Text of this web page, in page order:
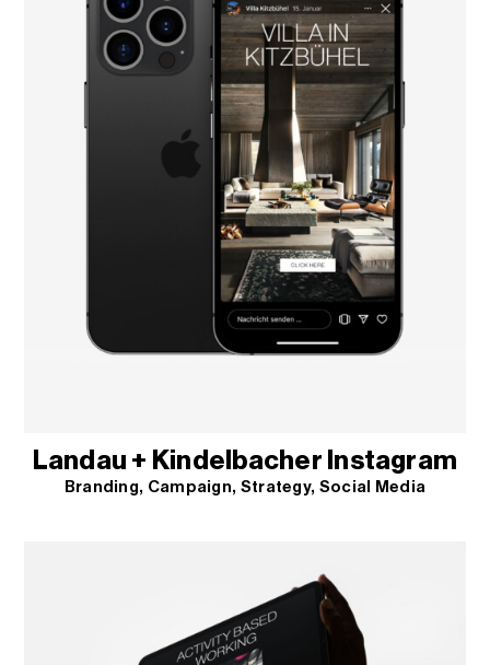
Landau + Kindelbacher Instagram
Branding Campaign Strategy Social Media